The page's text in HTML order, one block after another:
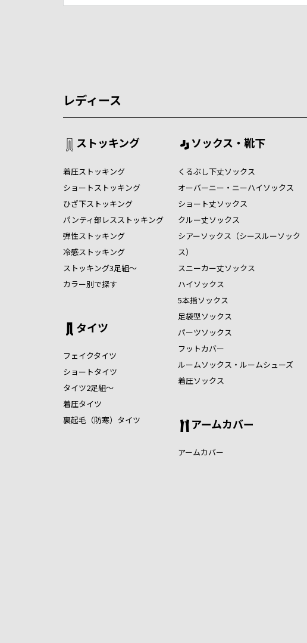
レディース
ストッキング
着圧ストッキング
ショートストッキング
ひざ下ストッキング
パンティ部レスストッキング
弾性ストッキング
冷感ストッキング
ストッキング3足組～
カラー別で探す
タイツ
フェイクタイツ
ショートタイツ
タイツ2足組～
着圧タイツ
裏起毛（防寒）タイツ
ソックス・靴下
くるぶし下丈ソックス
オーバーニー・ニーハイソックス
ショート丈ソックス
クルー丈ソックス
シアーソックス（シースルーソック
ス）
スニーカー丈ソックス
ハイソックス
5本指ソックス
足袋型ソックス
パーツソックス
フットカバー
ルームソックス・ルームシューズ
着圧ソックス
アームカバー
アームカバー